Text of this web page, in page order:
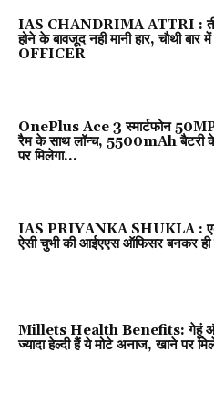
IAS CHANDRIMA ATTRI :
होने के बावजूद नही मानी हार, चौथी बार
OFFICER
OnePlus Ace 3 स्‍मार्टफोन
रैम के साथ लॉन्‍च, 5500mAh बैटरी
पर मिलेगा…
IAS PRIYANKA SHUKLA : एक
ऐसी चुभी की आईएएस ऑफिसर बनकर ही
Millets Health Benefits: गेहूं
ज्यादा हेल्दी हैं ये मोटे अनाज, खाने पर